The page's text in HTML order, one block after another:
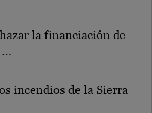
la financiación de
…
incendios de la Sierra